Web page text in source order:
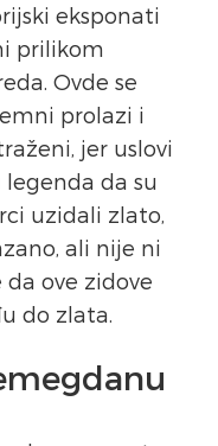
eksponati
prilikom
Ovde se
prolazi i
jer uslovi
da su
uzidali zlato,
ali nije ni
ove zidove
do zlata.